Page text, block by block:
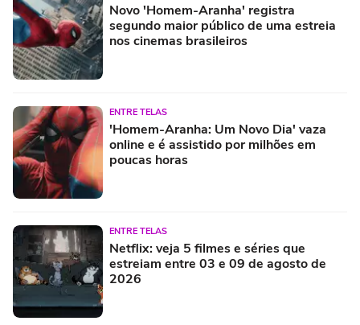
Novo 'Homem-Aranha' registra
segundo maior público de uma estreia
nos cinemas brasileiros
ENTRE TELAS
'Homem-Aranha: Um Novo Dia' vaza
online e é assistido por milhões em
poucas horas
ENTRE TELAS
Netflix: veja 5 filmes e séries que
estreiam entre 03 e 09 de agosto de
2026